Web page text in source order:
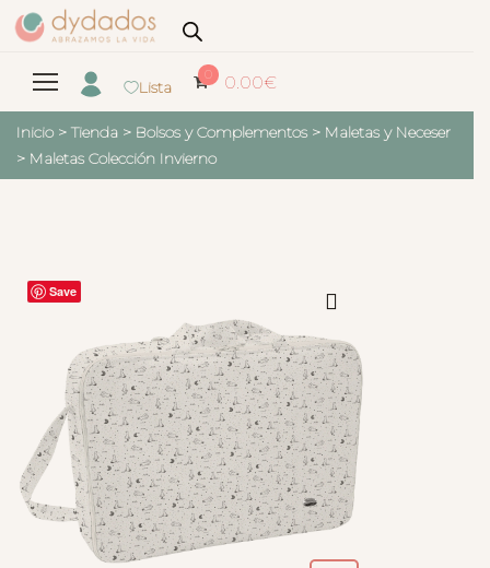
Lista
0 0.00€
Inicio > Tienda > Bolsos y Complementos > Maletas y Neceser
> Maletas Colección Invierno
Save